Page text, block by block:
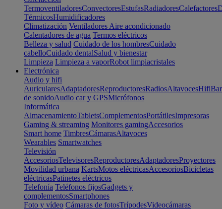
TermoventiladoresConvectoresEstufasRadiadoresCalefactores
TérmicosHumidificadores
Climatización Ventiladores Aire acondicionado
Calentadores de agua Termos eléctricos
Belleza y salud Cuidado de los hombresCuidado
cabelloCuidado dentalSalud y bienestar
Limpieza Limpieza a vaporRobot limpiacristales
Electrónica
Audio y hifi
AuricularesAdaptadoresReproductoresRadiosAltavocesHifi
de sonidoAudio car y GPSMicrófonos
Informática
AlmacenamientoTabletsComplementosPortátilesImpresoras
Gaming & streaming Monitores gamingAccesorios
Smart home TimbresCámarasAltavoces
Wearables Smartwatches
Televisión
AccesoriosTelevisoresReproductoresAdaptadoresProyectores
Movilidad urbana KartsMotos eléctricasAccesoriosBicicletas
eléctricasPatinetes eléctricos
Telefonía Teléfonos fijosGadgets y
complementosSmartphones
Foto y vídeo Cámaras de fotosTrípodesVideocámaras